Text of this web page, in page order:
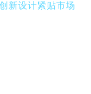
新设计紧贴市场